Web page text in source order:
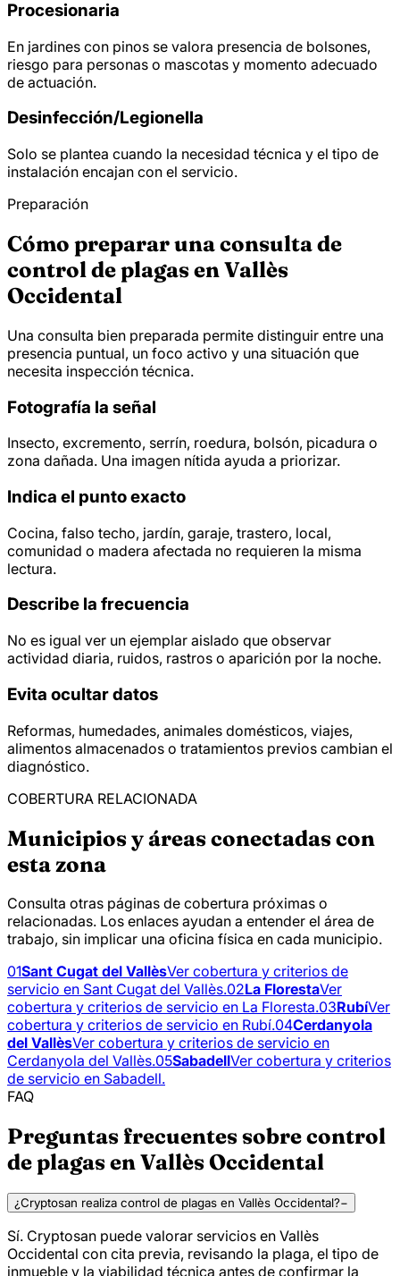
Procesionaria
En jardines con pinos se valora presencia de bolsones,
riesgo para personas o mascotas y momento adecuado
de actuación.
Desinfección/Legionella
Solo se plantea cuando la necesidad técnica y el tipo de
instalación encajan con el servicio.
Preparación
Cómo preparar una consulta de
control de plagas en Vallès
Occidental
Una consulta bien preparada permite distinguir entre una
presencia puntual, un foco activo y una situación que
necesita inspección técnica.
Fotografía la señal
Insecto, excremento, serrín, roedura, bolsón, picadura o
zona dañada. Una imagen nítida ayuda a priorizar.
Indica el punto exacto
Cocina, falso techo, jardín, garaje, trastero, local,
comunidad o madera afectada no requieren la misma
lectura.
Describe la frecuencia
No es igual ver un ejemplar aislado que observar
actividad diaria, ruidos, rastros o aparición por la noche.
Evita ocultar datos
Reformas, humedades, animales domésticos, viajes,
alimentos almacenados o tratamientos previos cambian el
diagnóstico.
COBERTURA RELACIONADA
Municipios y áreas conectadas con
esta zona
Consulta otras páginas de cobertura próximas o
relacionadas. Los enlaces ayudan a entender el área de
trabajo, sin implicar una oficina física en cada municipio.
01Sant Cugat del VallèsVer cobertura y criterios de
servicio en Sant Cugat del Vallès.02La FlorestaVer
cobertura y criterios de servicio en La Floresta.03RubíVer
cobertura y criterios de servicio en Rubí.04Cerdanyola
del VallèsVer cobertura y criterios de servicio en
Cerdanyola del Vallès.05SabadellVer cobertura y criterios
de servicio en Sabadell.
FAQ
Preguntas frecuentes sobre control
de plagas en Vallès Occidental
¿Cryptosan realiza control de plagas en Vallès Occidental?−
Sí. Cryptosan puede valorar servicios en Vallès
Occidental con cita previa, revisando la plaga, el tipo de
inmueble y la viabilidad técnica antes de confirmar la